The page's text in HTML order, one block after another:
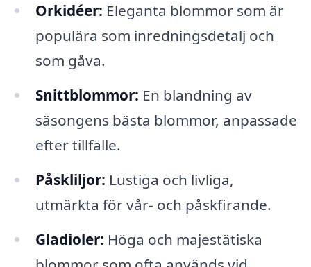
Orkidéer: Eleganta blommor som är
populära som inredningsdetalj och
som gåva.
Snittblommor: En blandning av
säsongens bästa blommor, anpassade
efter tillfälle.
Påskliljor: Lustiga och livliga,
utmärkta för vår- och påskfirande.
Gladioler: Höga och majestätiska